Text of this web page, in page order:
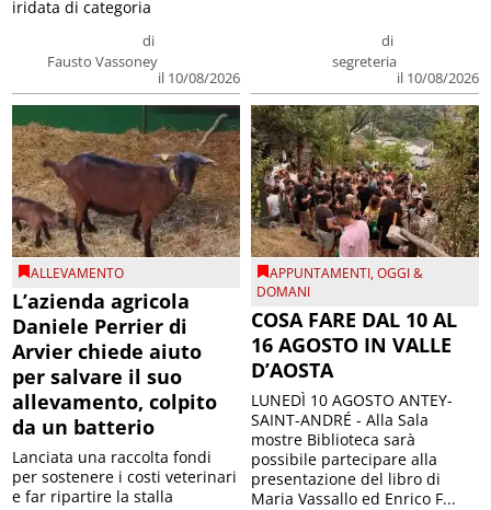
di
Fausto Vassoney
il 10/08/2026
iridata di categoria
di
segreteria
il 10/08/2026
ALLEVAMENTO
L’azienda agricola
Daniele Perrier di
Arvier chiede aiuto
per salvare il suo
allevamento, colpito
da un batterio
Lanciata una raccolta fondi
per sostenere i costi veterinari
e far ripartire la stalla
APPUNTAMENTI,OGGI &
DOMANI
COSA FARE DAL 10 AL
16 AGOSTO IN VALLE
D’AOSTA
LUNEDÌ 10 AGOSTO ANTEY-
SAINT-ANDRÉ - Alla Sala
mostre Biblioteca sarà
possibile partecipare alla
presentazione del libro di
Maria Vassallo ed Enrico F...